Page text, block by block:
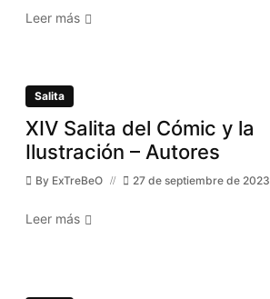
Leer más
Salita
XIV Salita del Cómic y la
Ilustración – Autores
By ExTreBeO 27 de septiembre de 2023
Leer más